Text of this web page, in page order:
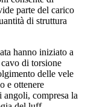
parte del carico
di struttura
hanno iniziato a
di torsione
delle vele
e ottenere
compresa la